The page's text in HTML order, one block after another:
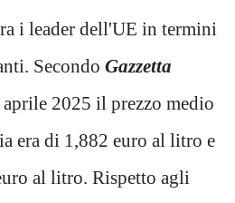
i leader dell'UE in termini
Secondo Gazzetta
2025 il prezzo medio
era di 1,882 euro al litro e
al litro. Rispetto agli